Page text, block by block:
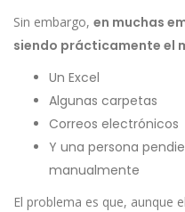
Sin embargo, en muchas
siendo prácticamente el
Un Excel
Algunas carpetas
Correos electrónicos
Y una persona
manualmente
El problema es que, aunque